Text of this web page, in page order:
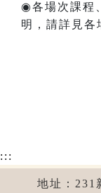
◉各場次課程
明，請詳見各
:::
地址：231